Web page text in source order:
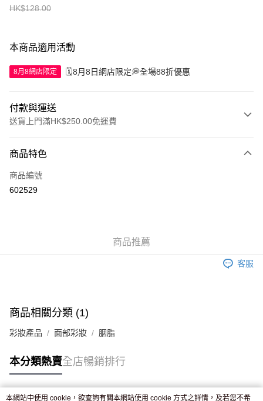
HK$128.00
本商品適用活動
8月8網店限定 🗓️8月8日網店限定💭全場88折優惠
付款與運送
送貨上門滿HK$250.00免運費
信用卡
Apple Pay
付款後門市自取，訂單確認後2-4個工作天到店，7天內取。逾期後
商品特色
商品編號
602529
商品推薦
客服
商品相關分類 (1)
彩妝產品 面部彩妝 胭脂
本分類熱賣全店暢銷排行
本網站中使用 cookie，欲查詢有關本網站使用 cookie 方式之詳情，及若您不希